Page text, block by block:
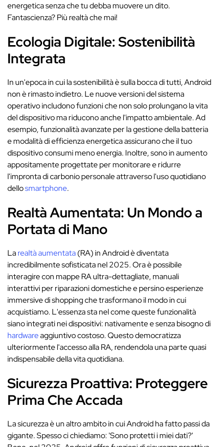
energetica senza che tu debba muovere un dito.
Fantascienza? Più realtà che mai!
Ecologia Digitale: Sostenibilità
Integrata
In un'epoca in cui la sostenibilità è sulla bocca di tutti, Android
non è rimasto indietro. Le nuove versioni del sistema
operativo includono funzioni che non solo prolungano la vita
del dispositivo ma riducono anche l'impatto ambientale. Ad
esempio, funzionalità avanzate per la gestione della batteria
e modalità di efficienza energetica assicurano che il tuo
dispositivo consumi meno energia. Inoltre, sono in aumento
appositamente progettate per monitorare e ridurre
l'impronta di carbonio personale attraverso l'uso quotidiano
dellosmartphone.
Realtà Aumentata: Un Mondo a
Portata di Mano
Larealtà aumentata(RA) in Android è diventata
incredibilmente sofisticata nel 2025. Ora è possibile
interagire con mappe RA ultra-dettagliate, manuali
interattivi per riparazioni domestiche e persino esperienze
immersive di shopping che trasformano il modo in cui
acquistiamo. L'essenza sta nel come queste funzionalità
siano integrati nei dispositivi: nativamente e senza bisogno di
hardwareaggiuntivo costoso. Questo democratizza
ulteriormente l'accesso alla RA, rendendola una parte quasi
indispensabile della vita quotidiana.
Sicurezza Proattiva: Proteggere
Prima Che Accada
La sicurezza è un altro ambito in cui Android ha fatto passi da
gigante. Spesso ci chiediamo: 'Sono protetti i miei dati?'